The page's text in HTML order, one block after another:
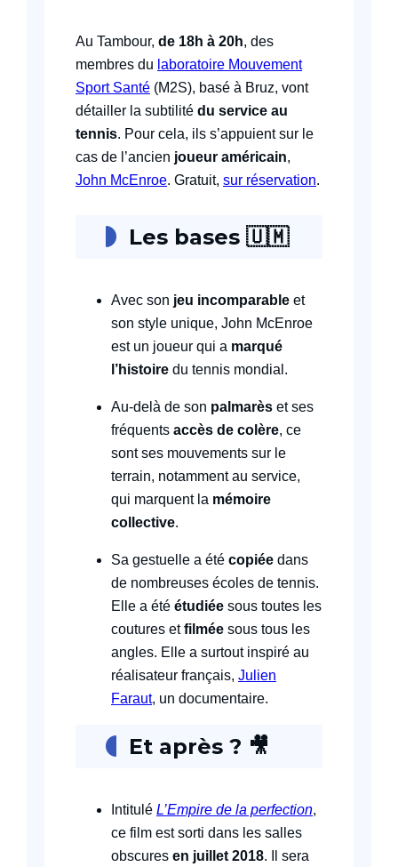
Au Tambour, de 18h à 20h, des
membres du laboratoire Mouvement
Sport Santé (M2S), basé à Bruz, vont
détailler la subtilité du service au
tennis. Pour cela, ils s’appuient sur le
cas de l’ancien joueur américain,
John McEnroe. Gratuit, sur réservation.
Les bases 🇺🇲
Avec son jeu incomparable et
son style unique, John McEnroe
est un joueur qui a marqué
l’histoire du tennis mondial.
Au-delà de son palmarès et ses
fréquents accès de colère, ce
sont ses mouvements sur le
terrain, notamment au service,
qui marquent la mémoire
collective.
Sa gestuelle a été copiée dans
de nombreuses écoles de tennis.
Elle a été étudiée sous toutes les
coutures etfilmée sous tous les
angles. Elle a surtout inspiré au
réalisateur français, Julien
Faraut, un documentaire.
Et après ? 🎥
Intitulé L’Empire de la perfection,
ce film est sorti dans les salles
obscures en juillet 2018. Il sera